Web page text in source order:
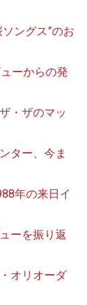
ングス”のお
ーからの発
・ザのマッ
ター、今ま
年の来日イ
ーを振り返
オリオーダ